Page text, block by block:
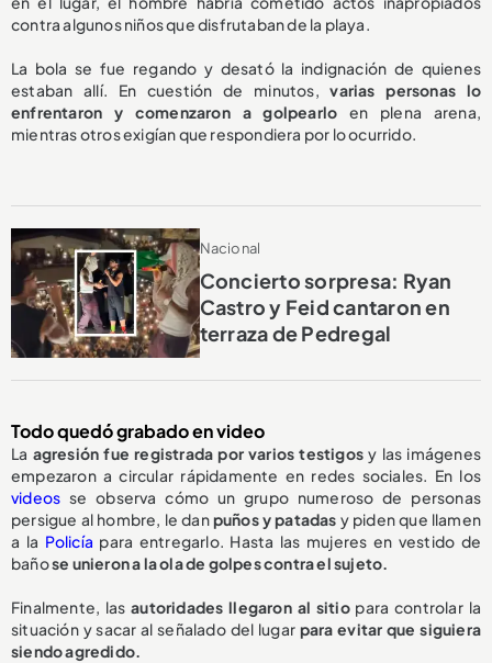
contra algunos niños que disfrutaban de la playa.
La bola se fue regando y desató la indignación de quienes
estaban allí. En cuestión de minutos,varias personas lo
enfrentaron y comenzaron a golpearlo en plena arena,
mientras otros exigían que respondiera por lo ocurrido.
Nacional
Concierto sorpresa: Ryan
Castro y Feid cantaron en
terraza de Pedregal
Todo quedó grabado en video
La agresión fue registrada por varios testigos y las imágenes
empezaron a circular rápidamente en redes sociales. En los
videos se observa cómo un grupo numeroso de personas
persigue al hombre, le danpuños y patadas y piden que llamen
a la Policía para entregarlo. Hasta las mujeres en vestido de
bañose unieron a la ola de golpes contra el sujeto.
Finalmente, lasautoridades llegaron al sitiopara controlar la
situación y sacar al señalado del lugar para evitar que siguiera
siendo agredido.